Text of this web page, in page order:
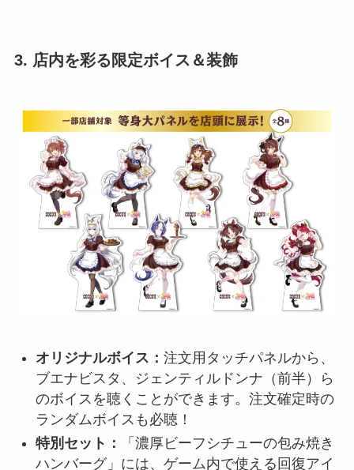
3. 店内を彩る限定ボイス＆装飾
オリジナルボイス： 注文用タッチパネルから、
ブエナビスタ、ジェンティルドンナ（前半）ら
のボイスを聴くことができます。注文確定時の
ランダムボイスも必聴！
特別セット：
「濃厚ビーフシチューの包み焼き
ハンバーグ」には、ゲーム内で使える回復アイ